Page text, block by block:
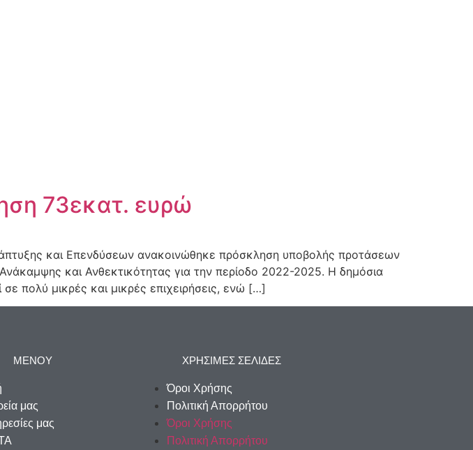
73εκατ. ευρώ
και Επενδύσεων ανακοινώθηκε πρόσκληση υποβολής προτάσεων
και Ανθεκτικότητας για την περίοδο 2022-2025. Η δημόσια
πολύ μικρές και μικρές επιχειρήσεις, ενώ […]
ΜΕΝΟΥ
μας
μας
ΧΡΗΣΙΜΕΣ ΣΕΛΙΔΕΣ
Όροι Χρήσης
Πολιτική Απορρήτου
Όροι Χρήσης
Πολιτική Απορρήτου